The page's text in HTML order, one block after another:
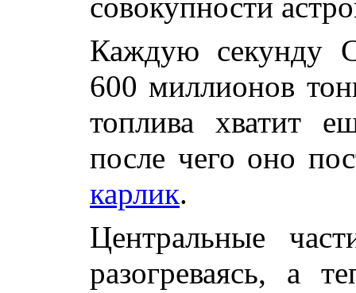
Каждую секунду
600 миллионов
топлива хватит
после чего оно
карлик.
Центральные
разогреваясь, а